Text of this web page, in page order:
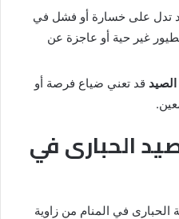
تدل على خسارة أو فشل في
غير حية أو عاجزة عن
الصيد قد تعني ضياع فرصة أو
الحبارى في
الحبارى في المنام من زاوية